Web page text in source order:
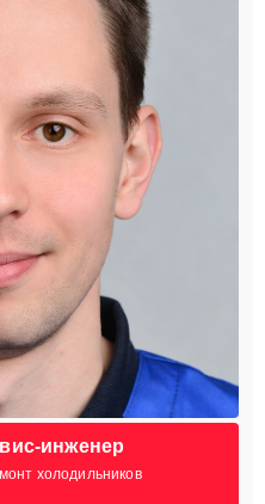
инженер
холодильников